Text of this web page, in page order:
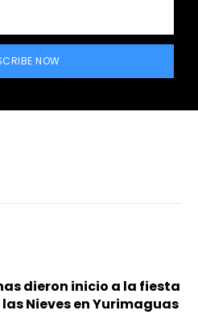
NOW
dieron inicio a la fiesta
Nieves en Yurimaguas